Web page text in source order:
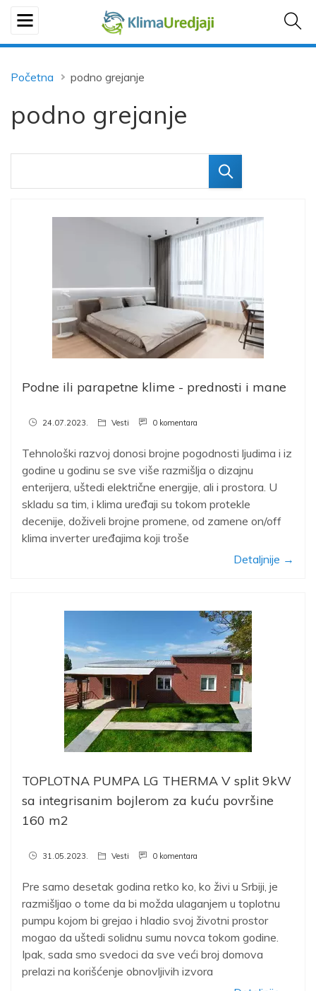
Početna podno grejanje
podno grejanje
Podne ili parapetne klime - prednosti i mane
24.07.2023. Vesti 0 komentara
Tehnološki razvoj donosi brojne pogodnosti ljudima i iz
godine u godinu se sve više razmišlja o dizajnu
enterijera, uštedi električne energije, ali i prostora. U
skladu sa tim, i klima uređaji su tokom protekle
decenije, doživeli brojne promene, od zamene on/off
klima inverter uređajima koji troše
Detaljnije →
TOPLOTNA PUMPA LG THERMA V split 9kW
sa integrisanim bojlerom za kuću površine
160 m2
31.05.2023. Vesti 0 komentara
Pre samo desetak godina retko ko, ko živi u Srbiji, je
razmišljao o tome da bi možda ulaganjem u toplotnu
pumpu kojom bi grejao i hladio svoj životni prostor
mogao da uštedi solidnu sumu novca tokom godine.
Ipak, sada smo svedoci da sve veći broj domova
prelazi na korišćenje obnovljivih izvora